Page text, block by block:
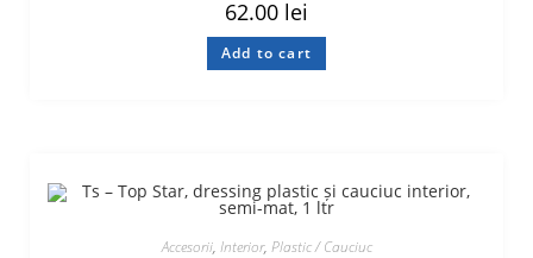
62.00 lei
Add to cart
Accesorii, Interior, Plastic / Cauciuc